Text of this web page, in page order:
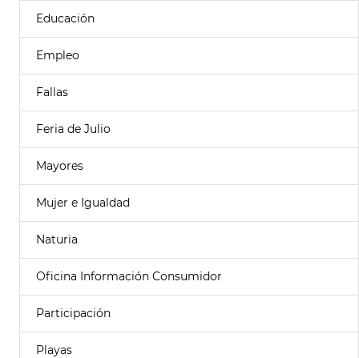
Educación
Empleo
Fallas
Feria de Julio
Mayores
Mujer e Igualdad
Naturia
Oficina Información Consumidor
Participación
Playas